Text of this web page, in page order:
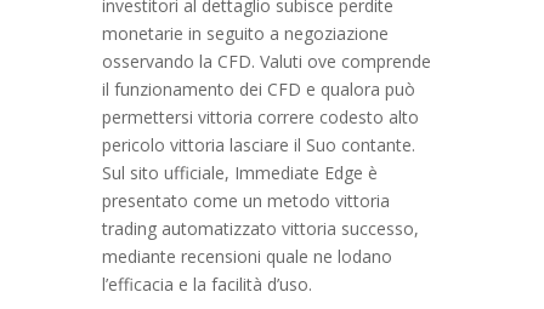
investitori al dettaglio subisce perdite
monetarie in seguito a negoziazione
osservando la CFD. Valuti ove comprende
il funzionamento dei CFD e qualora può
permettersi vittoria correre codesto alto
pericolo vittoria lasciare il Suo contante.
Sul sito ufficiale, Immediate Edge è
presentato come un metodo vittoria
trading automatizzato vittoria successo,
mediante recensioni quale ne lodano
l’efficacia e la facilità d’uso.